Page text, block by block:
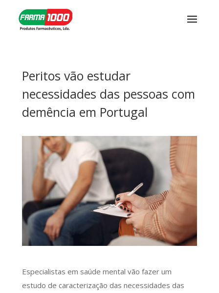
Peritos vão estudar
necessidades das pessoas com
demência em Portugal
Especialistas em saúde mental vão fazer um
estudo de caracterização das necessidades das